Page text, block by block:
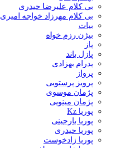
بی کلام علیرضا حیدری
بی کلام مهرزاد خواجه امیری
بیات
بیژن رزم خواه
پاز
پازل باند
پدرام بهزادی
پرواز
پرویز پرستویی
پژمان موسوی
پژمان مینویی
پوریا Kz
پوریا بارجینی
پوریا حیدری
پوریا زادخوست